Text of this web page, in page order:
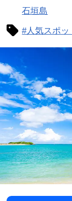
石垣島
#人気スポッ